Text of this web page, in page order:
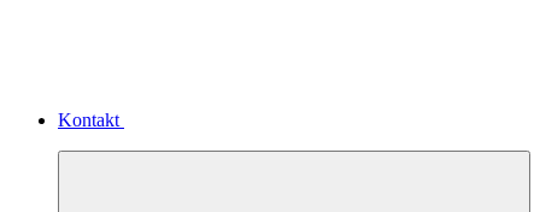
Kontakt